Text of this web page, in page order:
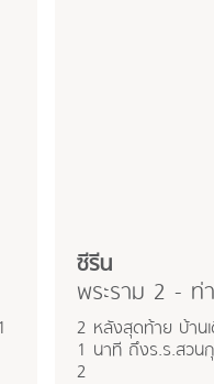
ซีรีน
พระราม 2 - ท่
2 หลังสุดท้าย บ้า
1 นาที ถึงร.ร.สวน
2